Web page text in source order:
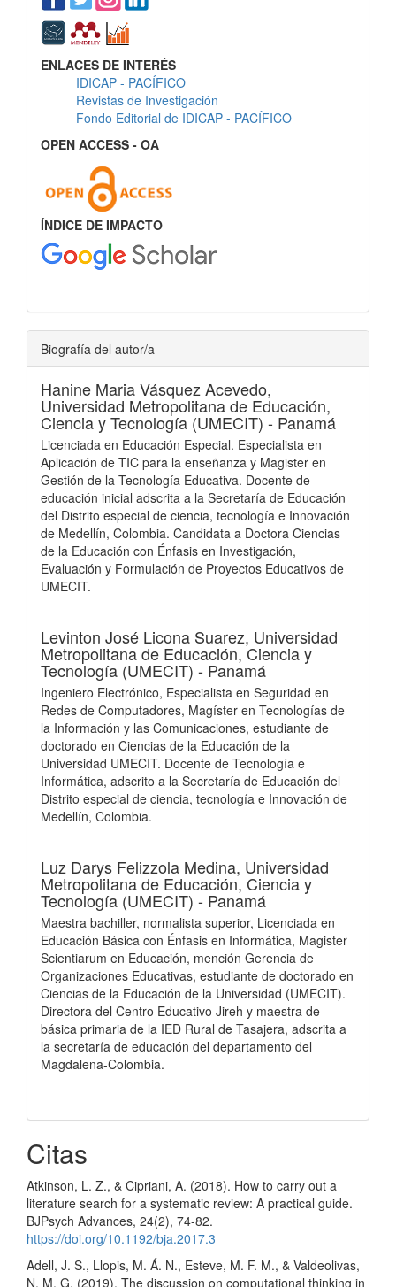
ENLACES DE INTERÉS
IDICAP - PACÍFICO
Revistas de Investigación
Fondo Editorial de IDICAP - PACÍFICO
OPEN ACCESS - OA
ÍNDICE DE IMPACTO
Biografía del autor/a
Hanine Maria Vásquez Acevedo,
Universidad Metropolitana de Educación,
Ciencia y Tecnología (UMECIT) - Panamá
Licenciada en Educación Especial. Especialista en
Aplicación de TIC para la enseñanza y Magister en
Gestión de la Tecnología Educativa. Docente de
educación inicial adscrita a la Secretaría de Educación
del Distrito especial de ciencia, tecnología e Innovación
de Medellín, Colombia. Candidata a Doctora Ciencias
de la Educación con Énfasis en Investigación,
Evaluación y Formulación de Proyectos Educativos de
UMECIT.
Levinton José Licona Suarez, Universidad
Metropolitana de Educación, Ciencia y
Tecnología (UMECIT) - Panamá
Ingeniero Electrónico, Especialista en Seguridad en
Redes de Computadores, Magíster en Tecnologías de
la Información y las Comunicaciones, estudiante de
doctorado en Ciencias de la Educación de la
Universidad UMECIT. Docente de Tecnología e
Informática, adscrito a la Secretaría de Educación del
Distrito especial de ciencia, tecnología e Innovación de
Medellín, Colombia.
Luz Darys Felizzola Medina, Universidad
Metropolitana de Educación, Ciencia y
Tecnología (UMECIT) - Panamá
Maestra bachiller, normalista superior, Licenciada en
Educación Básica con Énfasis en Informática, Magister
Scientiarum en Educación, mención Gerencia de
Organizaciones Educativas, estudiante de doctorado en
Ciencias de la Educación de la Universidad (UMECIT).
Directora del Centro Educativo Jireh y maestra de
básica primaria de la IED Rural de Tasajera, adscrita a
la secretaría de educación del departamento del
Magdalena-Colombia.
Citas
Atkinson, L. Z., & Cipriani, A. (2018). How to carry out a
literature search for a systematic review: A practical guide.
BJPsych Advances, 24(2), 74-82.
https://doi.org/10.1192/bja.2017.3
Adell, J. S., Llopis, M. Á. N., Esteve, M. F. M., & Valdeolivas,
N. M. G. (2019). The discussion on computational thinking in